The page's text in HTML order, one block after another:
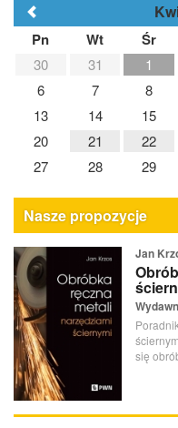
Pn Wt Śr
30 31 1
6
7 8
13
14 15
20
21 22
27
28 29
Nasze propozycje
Jan
się